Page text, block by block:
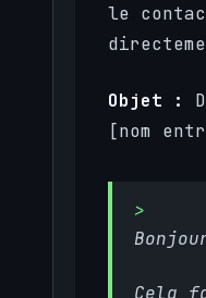
le
Objet :
[nom
Cela